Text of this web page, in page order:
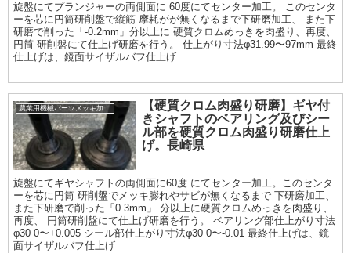
旋盤にてプランジャーの両側面に 60度にてセンター加工。 このセンタ
ーを芯に円筒研削盤で縦筋 摩耗がが無くなるまで下研磨加工、 また下
研磨で削った「-0.2mm」分以上に 硬質クロムめっきを肉盛り、再度、
円筒 研削盤にて仕上げ研磨を行う。 仕上がり寸法φ31.99〜97mm 最終
仕上げは、鏡面サイザルバフ仕上げ
農業用機械パーツメッキ加工履歴
【硬質クロム肉盛り研磨】ギヤ付
きシャフトのベアリング及びシー
ル部を硬質クロム肉盛り研磨仕上
げ。長崎県
旋盤にてギヤシャフトの両側面に60度 にてセンター加工。このセンタ
ーを芯に円筒 研削盤でメッキ膨れやサビが無くなるまで 下研磨加工、
また下研磨で削った「0.3mm」 分以上に硬質クロムめっきを肉盛り、
再度、 円筒研削盤にて仕上げ研磨を行う。 ベアリング部仕上がり寸法
φ30 0〜+0.005 シール部仕上がり寸法φ30 0〜-0.01 最終仕上げは、鏡
面サイザルバフ仕上げ